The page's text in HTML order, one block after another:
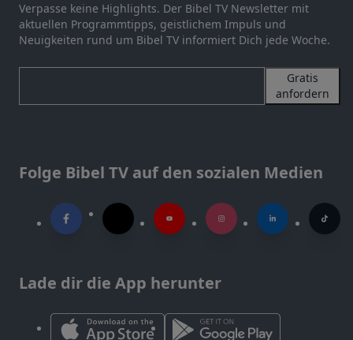
Verpasse keine Highlights. Der Bibel TV Newsletter mit
aktuellen Programmtipps, geistlichem Impuls und
Neuigkeiten rund um Bibel TV informiert Dich jede Woche.
Gratis
anfordern
Folge Bibel TV auf den sozialen Medien
Lade dir die App herunter